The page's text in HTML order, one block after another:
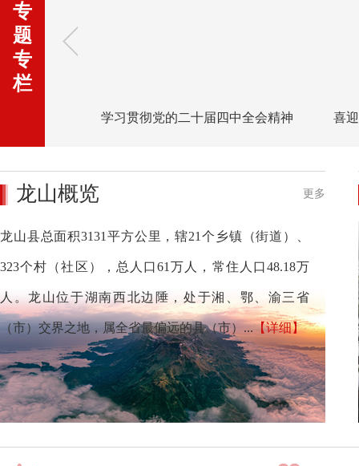
专
题
专
栏
学习贯彻党的二十届四中全会精神 喜
龙山概览 更多
龙山县总面积3131平方公里，辖21个乡镇（街道）、
323个村（社区），总人口61万人，常住人口48.18万
人。龙山位于湖南西北边陲，处于湘、鄂、渝三省
（市）交界之地，属全省最偏远的县（市）...【详细】